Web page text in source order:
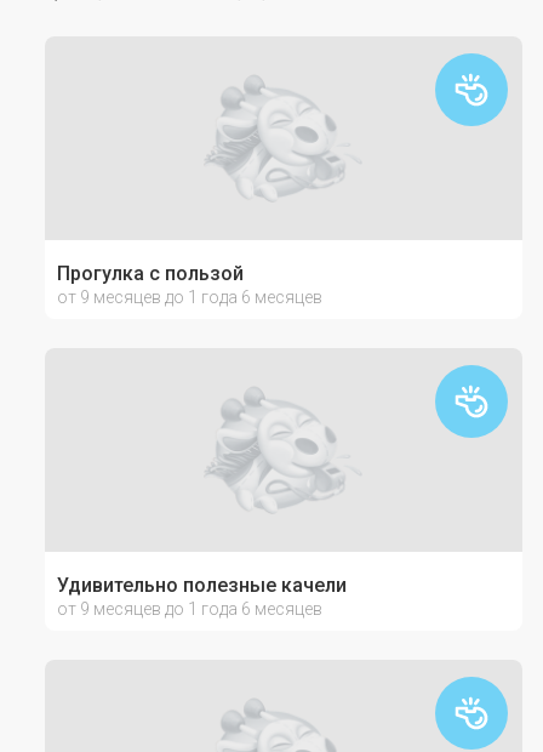
Прогулка с пользой
от 9 месяцев до 1 года 6 месяцев
Удивительно полезные качели
от 9 месяцев до 1 года 6 месяцев